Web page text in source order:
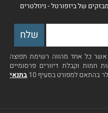
של ביזפורטל - ניוזלטרים
אשר כל אחד מהווה רשימת תפוצה
חמות וקבלת דיוורים פרסומיים
בהתאם למפורט בסעיף 10
בתנאי